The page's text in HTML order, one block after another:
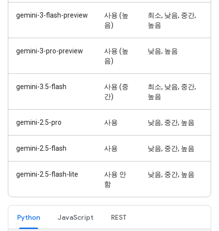
gemini-3-flash-preview
사용 (높
음)
최소, 낮음, 중간,
높음
gemini-3-pro-preview
사용 (높
음)
낮음, 높음
gemini-3.5-flash
사용 (중
간)
최소, 낮음, 중간,
높음
gemini-2.5-pro 사용 낮음, 중간, 높음
gemini-2.5-flash 사용 낮음, 중간, 높음
gemini-2.5-flash-lite
사용 안
함
낮음, 중간, 높음
Python JavaScript REST